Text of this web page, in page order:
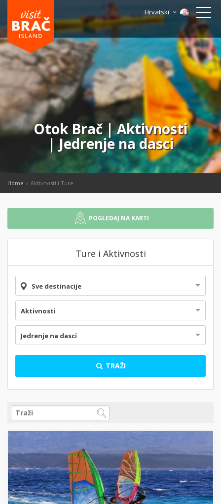
Hrvatski
Otok Brač | Aktivnosti
| Jedrenje na dasci
Home Aktivnosti i Ture
POGLEDAJ NA KARTI
Ture i Aktivnosti
Sve destinacije
Aktivnosti
Jedrenje na dasci
TRAŽI